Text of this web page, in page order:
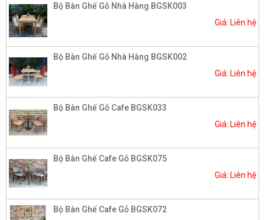
Bộ Bàn Ghế Gỗ Nhà Hàng BGSK003
Giá: Liên hệ
Bộ Bàn Ghế Gỗ Nhà Hàng BGSK002​
Giá: Liên hệ
Bộ Bàn Ghế Gỗ Cafe BGSK033
Giá: Liên hệ
Bộ Bàn Ghế Cafe Gỗ BGSK075
Giá: Liên hệ
Bộ Bàn Ghế Cafe Gỗ BGSK072